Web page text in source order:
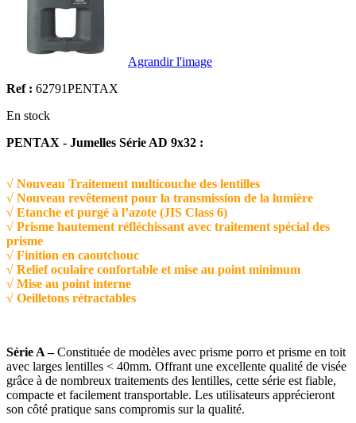
Agrandir l'image
Ref : 62791PENTAX
En stock
PENTAX - Jumelles Série AD 9x32 :
√ Nouveau Traitement multicouche des lentilles
√ Nouveau revêtement pour la transmission de la lumière
√ Etanche et purgé à l’azote (JIS Class 6)
√ Prisme hautement réfléchissant avec traitement spécial des
prisme
√ Finition en caoutchouc
√ Relief oculaire confortable et mise au point minimum
√ Mise au point interne
√ Oeilletons rétractables
Série A –Constituée de modèles avec prisme porro et prisme en toit
avec larges lentilles < 40mm. Offrant une excellente qualité de visée
grâce à de nombreux traitements des lentilles, cette série est fiable,
compacte et facilement transportable. Les utilisateurs apprécieront
son côté pratique sans compromis sur la qualité.